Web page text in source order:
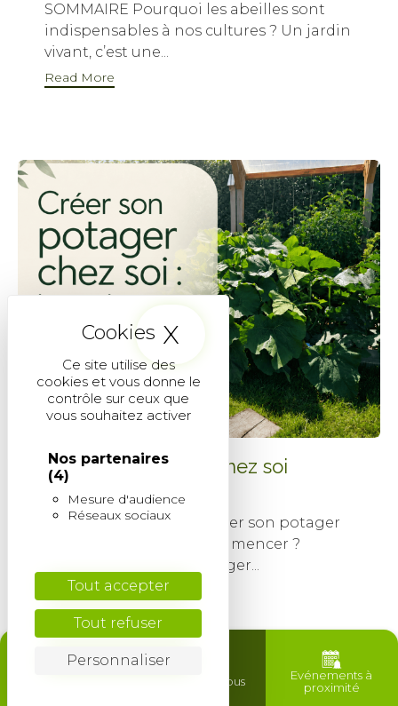
Ce site utilise des
cookies et vous donne le
contrôle sur ceux que
vous souhaitez activer
Nos partenaires
(4)
Mesure d'audience
Réseaux sociaux
Tout accepter
Tout refuser
Personnaliser
X Masquer le
Contactez-nous
Evénements à
proximité
SOMMAIRE Pourquoi les abeilles sont
indispensables à nos cultures ? Un jardin
vivant, c’est une...
Read More
Créer son potager chez soi
24 avril 2026
SOMMAIRE Pourquoi créer son potager
aujourd’hui ? Par où commencer ?
Comment créer un potager...
Read More